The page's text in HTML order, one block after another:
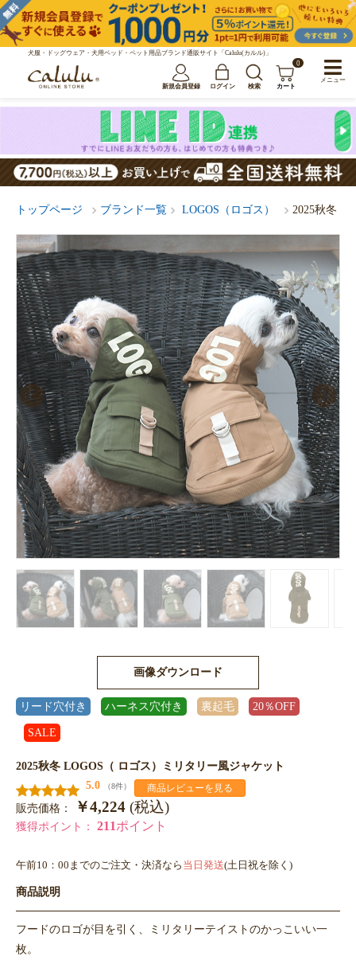
犬服・ドッグウェア・犬用ベッド・ペット用品ブランド通販サイト「Calulu(カルル)」
新規会員登録 ログイン 検索
0
カート
トップページ ブランド一覧 LOGOS（ロゴス） 2025秋冬
画像ダウンロード
リード穴付き ハーネス穴付き 裏起毛 20％OFF
SALE
2025秋冬 LOGOS（ ロゴス）ミリタリー風ジャケット
5.0
（8件） 商品レビューを見る
販売価格： ￥4,224 (税込)
獲得ポイント： 211ポイント
午前10：00までのご注文・決済なら 当日発送(土日祝を除く)
商品説明
フードのロゴが目を引く、ミリタリーテイストのかっこいい一
枚。
メニュー